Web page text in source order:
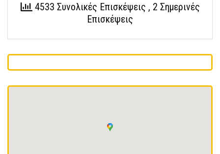
4533 Συνολικές Επισκέψεις , 2 Σημερινές
Επισκέψεις